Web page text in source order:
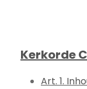
Kerkorde
Art. 1.